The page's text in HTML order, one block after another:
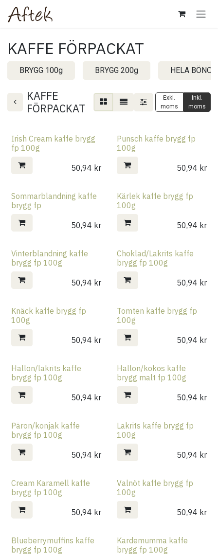
Hoppa till innehåll
KAFFE FÖRPACKAT
BRYGG 100g BRYGG 200g HELA
KAFFE
FÖRPACKAT
Exkl.
moms
Inkl.
moms
Irish Cream kaffe brygg
fp 100g
50,94 kr
Punsch kaffe brygg fp
100g
50,94 kr
Sommarblandning kaffe
brygg fp
50,94 kr
Kärlek kaffe brygg fp
100g
50,94 kr
Vinterblandning kaffe
brygg fp 100g
50,94 kr
Choklad/Lakrits kaffe
brygg fp 100g
50,94 kr
Knäck kaffe brygg fp
100g
50,94 kr
Tomten kaffe brygg fp
100g
50,94 kr
Hallon/lakrits kaffe
brygg fp 100g
50,94 kr
Hallon/kokos kaffe
brygg malt fp 100g
50,94 kr
Päron/konjak kaffe
brygg fp 100g
50,94 kr
Lakrits kaffe brygg fp
100g
50,94 kr
Cream Karamell kaffe
brygg fp 100g
50,94 kr
Valnöt kaffe brygg fp
100g
50,94 kr
Blueberrymuffins kaffe
brygg fp 100g
Kardemumma kaffe
brygg fp 100g